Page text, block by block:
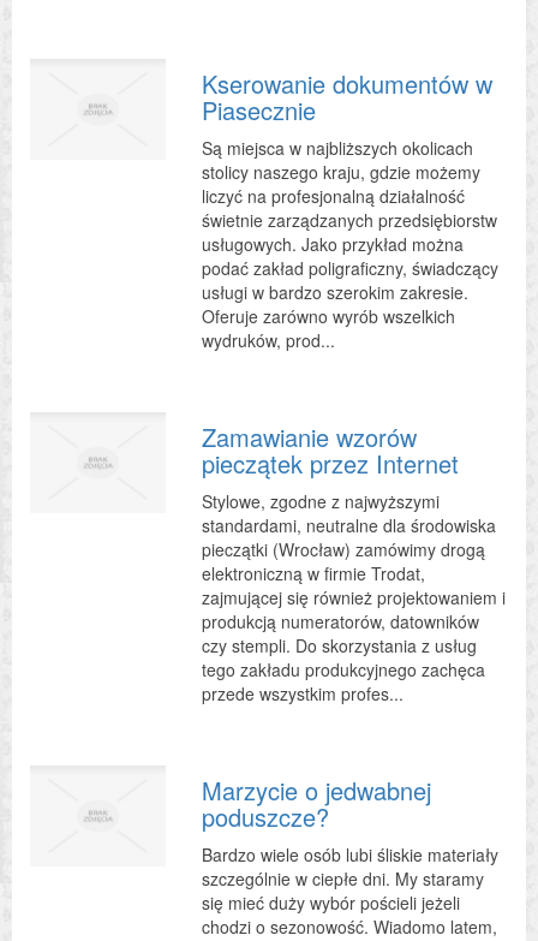
Kserowanie dokumentów w
Piasecznie
Są miejsca w najbliższych okolicach
stolicy naszego kraju, gdzie możemy
liczyć na profesjonalną działalność
świetnie zarządzanych przedsiębiorstw
usługowych. Jako przykład można
podać zakład poligraficzny, świadczący
usługi w bardzo szerokim zakresie.
Oferuje zarówno wyrób wszelkich
wydruków, prod...
Zamawianie wzorów
pieczątek przez Internet
Stylowe, zgodne z najwyższymi
standardami, neutralne dla środowiska
pieczątki (Wrocław) zamówimy drogą
elektroniczną w firmie Trodat,
zajmującej się również projektowaniem i
produkcją numeratorów, datowników
czy stempli. Do skorzystania z usług
tego zakładu produkcyjnego zachęca
przede wszystkim profes...
Marzycie o jedwabnej
poduszcze?
Bardzo wiele osób lubi śliskie materiały
szczególnie w ciepłe dni. My staramy
się mieć duży wybór pościeli jeżeli
chodzi o sezonowość. Wiadomo latem,